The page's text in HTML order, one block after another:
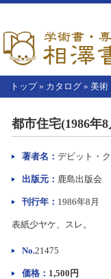
トップ» カタログ » 美術
本
都市住宅(1986年
著者名： デビット・
出版元： 鹿島出版会
刊行年： 1986年8月
表紙少ヤケ、スレ。
No.21475
価格： 1,500円